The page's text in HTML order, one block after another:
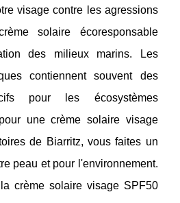
visage contre les agressions
solaire écoresponsable
des milieux marins. Les
contiennent souvent des
pour les écosystèmes
une crème solaire visage
de Biarritz, vous faites un
peau et pour l'environnement.
crème solaire visage SPF50